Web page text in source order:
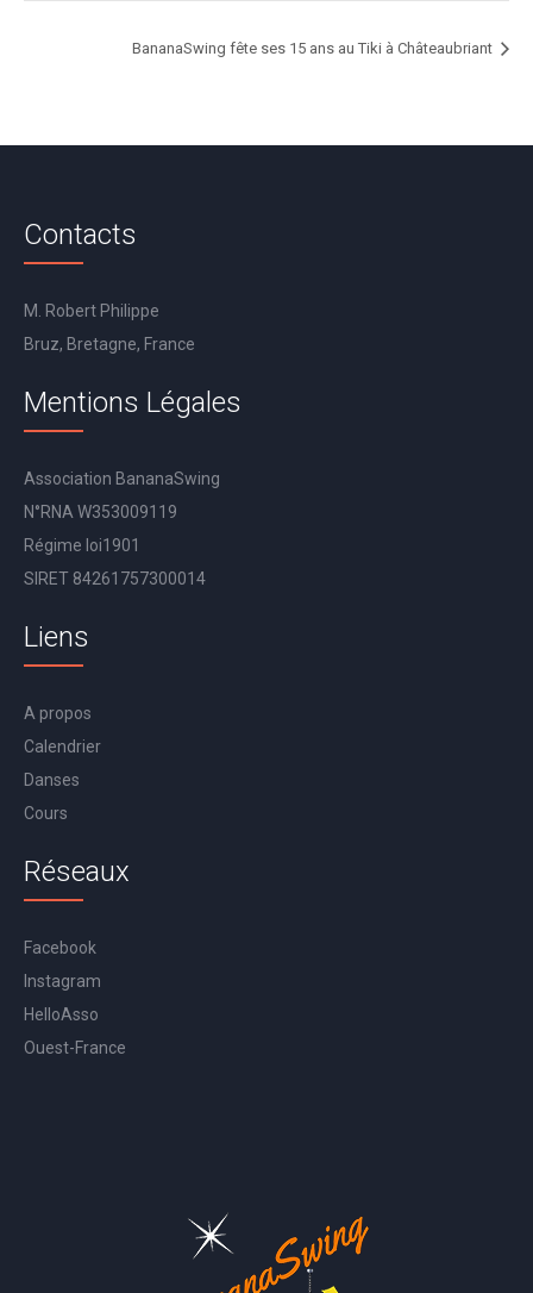
BananaSwing fête ses 15 ans au Tiki à Châteaubriant
Contacts
M. Robert Philippe
Bruz, Bretagne, France
Mentions Légales
Association BananaSwing
N°RNA W353009119
Régime loi1901
SIRET 84261757300014
Liens
A propos
Calendrier
Danses
Cours
Réseaux
Facebook
Instagram
HelloAsso
Ouest-France